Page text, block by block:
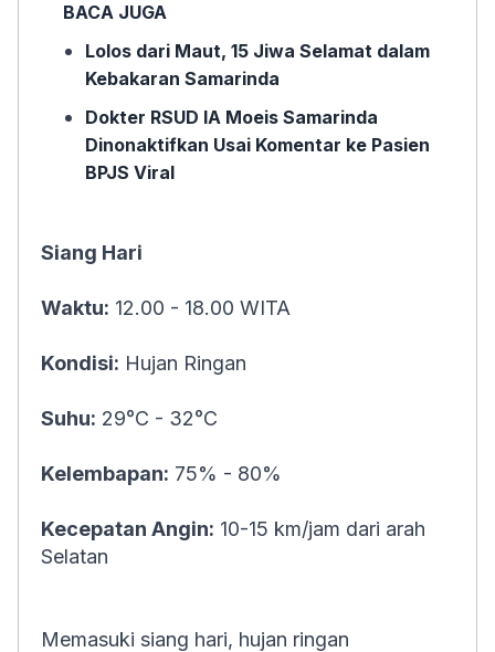
BACA JUGA
Lolos dari Maut, 15 Jiwa Selamat dalam
Kebakaran Samarinda
Dokter RSUD IA Moeis Samarinda
Dinonaktifkan Usai Komentar ke Pasien
BPJS Viral
Siang Hari
Waktu: 12.00 - 18.00 WITA
Kondisi: Hujan Ringan
Suhu: 29°C - 32°C
Kelembapan: 75% - 80%
Kecepatan Angin: 10-15 km/jam dari arah
Selatan
Memasuki siang hari, hujan ringan